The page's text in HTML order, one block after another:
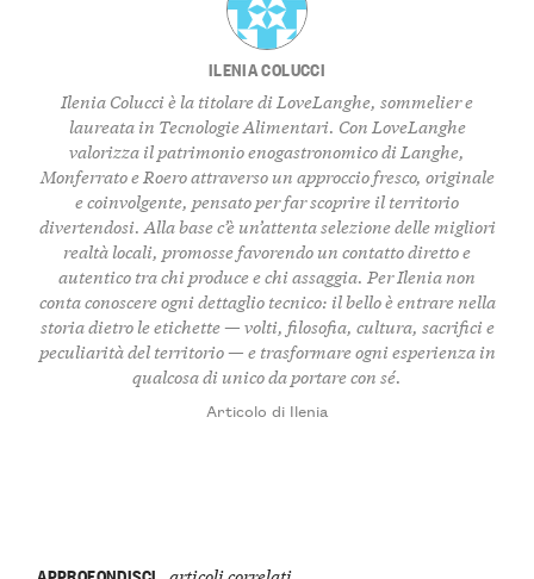
ILENIA COLUCCI
Ilenia Colucci è la titolare di LoveLanghe, sommelier e
laureata in Tecnologie Alimentari. Con LoveLanghe
valorizza il patrimonio enogastronomico di Langhe,
Monferrato e Roero attraverso un approccio fresco, originale
e coinvolgente, pensato per far scoprire il territorio
divertendosi. Alla base c’è un’attenta selezione delle migliori
realtà locali, promosse favorendo un contatto diretto e
autentico tra chi produce e chi assaggia. Per Ilenia non
conta conoscere ogni dettaglio tecnico: il bello è entrare nella
storia dietro le etichette — volti, filosofia, cultura, sacrifici e
peculiarità del territorio — e trasformare ogni esperienza in
qualcosa di unico da portare con sé.
Articolo di Ilenia